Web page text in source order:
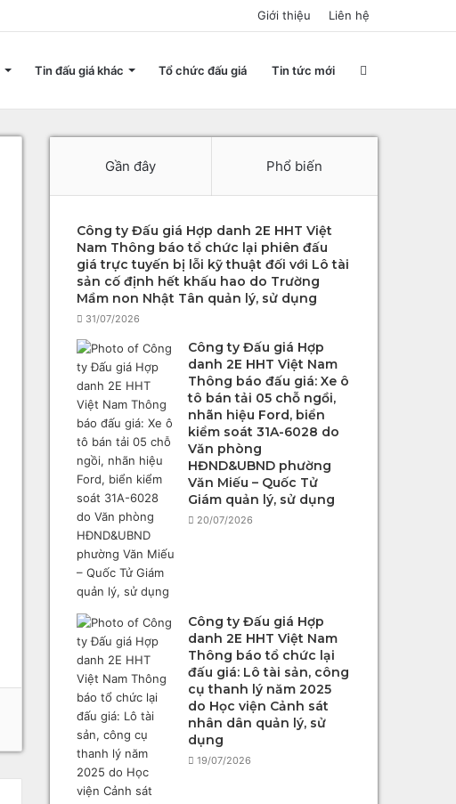
Giới thiệu Liên hệ
Tin đấu giá khác Tổ chức đấu giá Tin tức mới
Gần đây Phổ biến
Công ty Đấu giá Hợp danh 2E HHT Việt
Nam Thông báo tổ chức lại phiên đấu
giá trực tuyến bị lỗi kỹ thuật đối với Lô tài
sản cố định hết khấu hao do Trường
Mầm non Nhật Tân quản lý, sử dụng
31/07/2026
Công ty Đấu giá Hợp
danh 2E HHT Việt Nam
Thông báo đấu giá: Xe ô
tô bán tải 05 chỗ ngồi,
nhãn hiệu Ford, biển
kiểm soát 31A-6028 do
Văn phòng
HĐND&UBND phường
Văn Miếu – Quốc Tử
Giám quản lý, sử dụng
20/07/2026
Công ty Đấu giá Hợp
danh 2E HHT Việt Nam
Thông báo tổ chức lại
đấu giá: Lô tài sản, công
cụ thanh lý năm 2025
do Học viện Cảnh sát
nhân dân quản lý, sử
dụng
19/07/2026